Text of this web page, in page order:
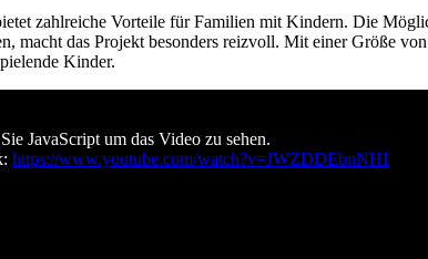
zahlreiche Vorteile für Familien mit Kindern. Die
macht das Projekt besonders reizvoll. Mit einer Größe
Kinder.
JavaScript um das Video zu sehen.
https://www.youtube.com/watch?v=JWZDDEbnNHI